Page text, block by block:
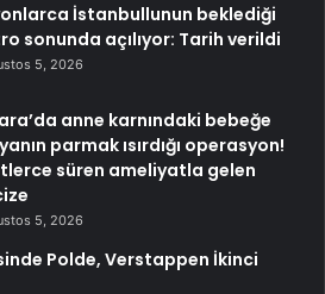
İstanbullunun beklediği
sonunda açılıyor: Tarih verildi
5, 2026
anne karnındaki bebeğe
parmak ısırdığı operasyon!
süren ameliyatla gelen
5, 2026
Polde, Verstappen İkinci